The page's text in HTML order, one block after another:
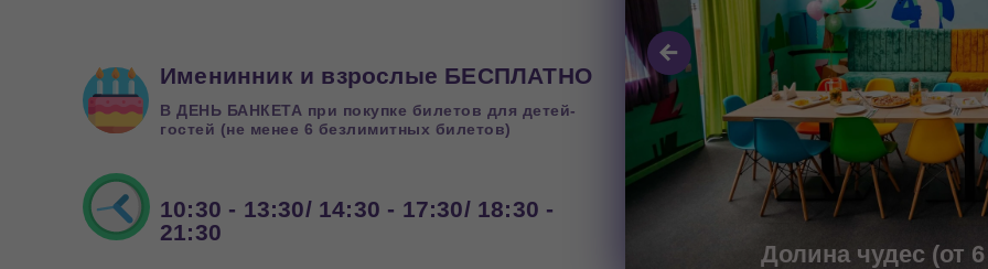
Именинник и взрослые БЕСПЛАТНО
В ДЕНЬ БАНКЕТА при покупке билетов для детей-
гостей (не менее 6 безлимитных билетов)
Долина чудес (от
10:30 - 13:30/ 14:30 - 17:30/ 18:30 -
21:30